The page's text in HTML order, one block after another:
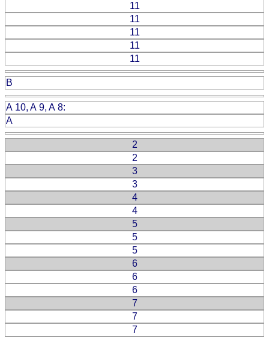
11
11
11
11
11
B
A 10, A 9, A 8:
A
2
2
3
3
4
4
5
5
5
6
6
6
7
7
7